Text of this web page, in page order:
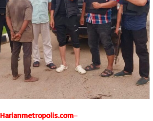
Harianmetropolis.com–